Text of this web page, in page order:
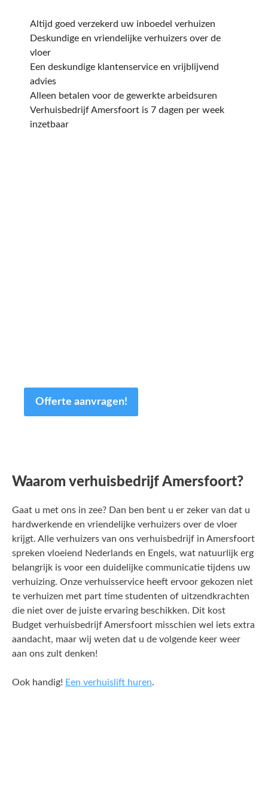
Altijd goed verzekerd uw inboedel verhuizen
Deskundige en vriendelijke verhuizers over de
vloer
Een deskundige klantenservice en vrijblijvend
advies
Alleen betalen voor de gewerkte arbeidsuren
Verhuisbedrijf Amersfoort is 7 dagen per week
inzetbaar
Offerte aanvragen!
Waarom verhuisbedrijf Amersfoort?
Gaat u met ons in zee? Dan ben bent u er zeker van dat u
hardwerkende en vriendelijke verhuizers over de vloer
krijgt. Alle verhuizers van ons verhuisbedrijf in Amersfoort
spreken vloeiend Nederlands en Engels, wat natuurlijk erg
belangrijk is voor een duidelijke communicatie tijdens uw
verhuizing. Onze verhuisservice heeft ervoor gekozen niet
te verhuizen met part time studenten of uitzendkrachten
die niet over de juiste ervaring beschikken. Dit kost
Budget verhuisbedrijf Amersfoort misschien wel iets extra
aandacht, maar wij weten dat u de volgende keer weer
aan ons zult denken!
Ook handig! Een verhuislift huren.